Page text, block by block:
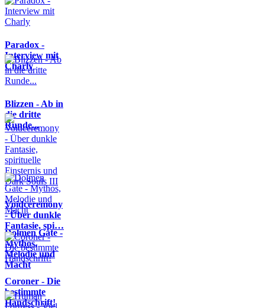
Paradox -
Interview mit
Charly
Blizzen - Ab in
die dritte
Runde...
Voidceremony
- Über dunkle
Fantasie, spi…
Dolmen Gate -
Mythos,
Melodie und
Macht
Coroner - Die
bestimmte
Handschrift!